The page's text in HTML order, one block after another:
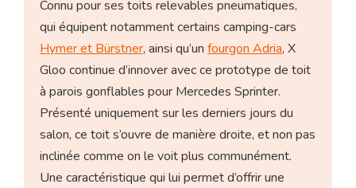
Connu pour ses toits relevables pneumatiques,
qui équipent notamment certains camping-cars
Hymer et Bürstner, ainsi qu’unfourgon Adria, X
Gloo continue d’innover avec ce prototype de toit
à parois gonflables pour Mercedes Sprinter.
Présenté uniquement sur les derniers jours du
salon, ce toit s’ouvre de manière droite, et non pas
inclinée comme on le voit plus communément.
Une caractéristique qui lui permet d’offrir une